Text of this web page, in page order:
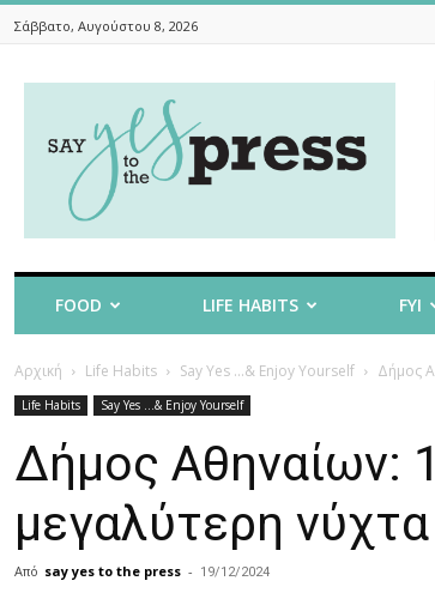
Σάββατο, Αυγούστου 8, 2026
To
The
FOOD LIFE HABITS FYI
Αρχική Life Habits Say Yes ...& Enjoy Yourself Δήμος
Life Habits Say Yes ...& Enjoy Yourself
Δήμος Αθηναίων:
μεγαλύτερη
Από say yes to the press - 19/12/2024